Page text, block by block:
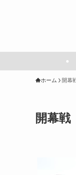
ホーム 開幕
開幕戦